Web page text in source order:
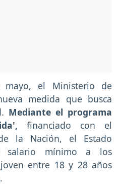
mayo, el Ministerio de
medida que busca
Mediante el programa
financiado con el
la Nación, el Estado
salario mínimo a los
entre 18 y 28 años